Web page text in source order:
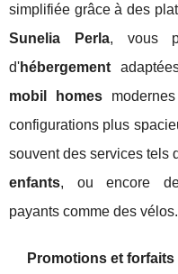
simplifiée grâce à des
Sunelia Perla, vous
d'hébergement
mobil homes
configurations plus
souvent des services tels
enfants, ou encore
payants comme des vélos.
Promotions et